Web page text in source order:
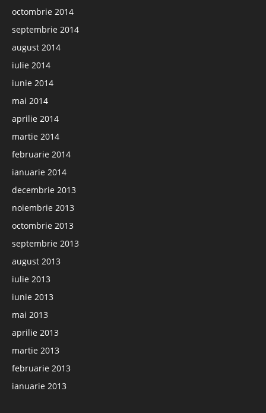
octombrie 2014
septembrie 2014
august 2014
iulie 2014
iunie 2014
mai 2014
aprilie 2014
martie 2014
februarie 2014
ianuarie 2014
decembrie 2013
noiembrie 2013
octombrie 2013
septembrie 2013
august 2013
iulie 2013
iunie 2013
mai 2013
aprilie 2013
martie 2013
februarie 2013
ianuarie 2013